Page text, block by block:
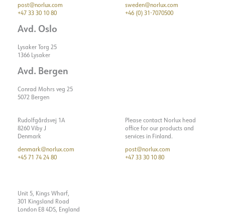
post@norlux.com
+47 33 30 10 80
Avd. Oslo
Lysaker Torg 25
1366 Lysaker
Avd. Bergen
Conrad Mohrs veg 25
5072 Bergen
sweden@norlux.com
+46 (0) 31-7070500
Rudolfgårdsvej 1A
8260 Viby J
Denmark
denmark@norlux.com
+45 71 74 24 80
Please contact Norlux head
office for our products and
services in Finland.
post@norlux.com
+47 33 30 10 80
Unit 5, Kings Wharf,
301 Kingsland Road
London E8 4DS, England